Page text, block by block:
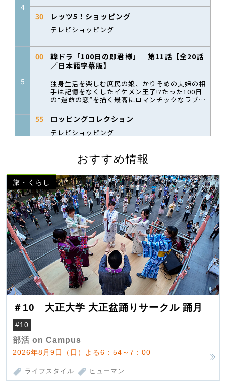
おすすめ情報
旅・くらし
＃10 大正大学 大正盆踊りサークル 踊月
#10
部活 on Campus
2026年8月9日（日）よる6：54～7：00
ライフスタイル ヒューマン